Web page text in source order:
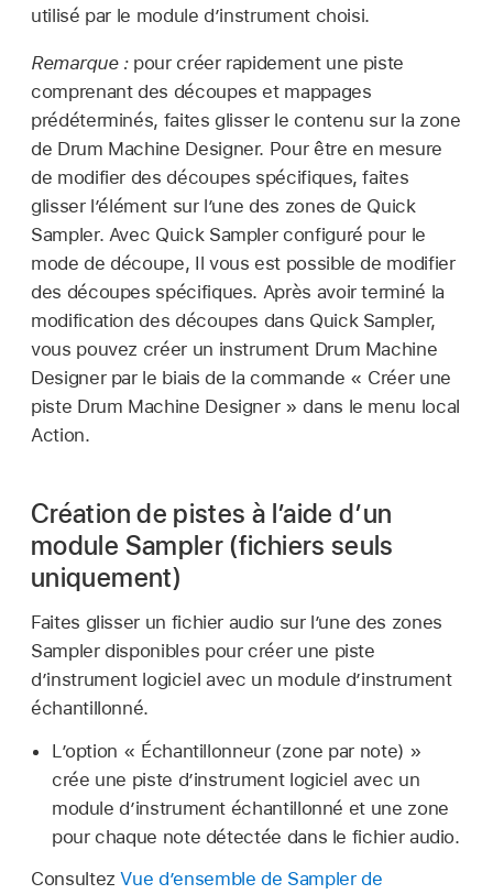
utilisé par le module d’instrument choisi.
Remarque : pour créer rapidement une piste
comprenant des découpes et mappages
prédéterminés, faites glisser le contenu sur la zone
de Drum Machine Designer. Pour être en mesure
de modifier des découpes spécifiques, faites
glisser l’élément sur l’une des zones de Quick
Sampler. Avec Quick Sampler configuré pour le
mode de découpe, Il vous est possible de modifier
des découpes spécifiques. Après avoir terminé la
modification des découpes dans Quick Sampler,
vous pouvez créer un instrument Drum Machine
Designer par le biais de la commande « Créer une
piste Drum Machine Designer » dans le menu local
Action.
Création de pistes à l’aide d’un
module Sampler (fichiers seuls
uniquement)
Faites glisser un fichier audio sur l’une des zones
Sampler disponibles pour créer une piste
d’instrument logiciel avec un module d’instrument
échantillonné.
L’option « Échantillonneur (zone par note) »
crée une piste d’instrument logiciel avec un
module d’instrument échantillonné et une zone
pour chaque note détectée dans le fichier audio.
ConsultezVue d’ensemble de Sampler de